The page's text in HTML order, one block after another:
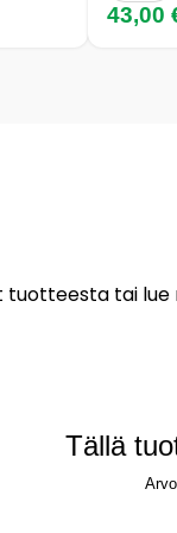
43,00
tai lue
Tällä